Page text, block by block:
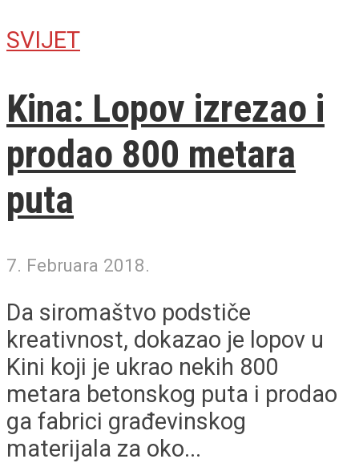
SVIJET
Kina: Lopov izrezao i
prodao 800 metara
puta
7. Februara 2018.
Da siromaštvo podstiče
kreativnost, dokazao je lopov u
Kini koji je ukrao nekih 800
metara betonskog puta i prodao
ga fabrici građevinskog
materijala za oko...